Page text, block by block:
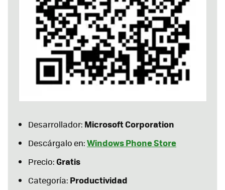
Desarrollador: Microsoft Corporation
Descárgalo en:Windows Phone Store
Precio:Gratis
Categoría: Productividad